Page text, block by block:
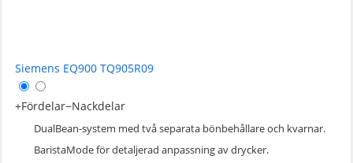
Siemens EQ900 TQ905R09
+Fördelar−Nackdelar
DualBean-system med två separata bönbehållare och kvarnar.
BaristaMode för detaljerad anpassning av drycker.